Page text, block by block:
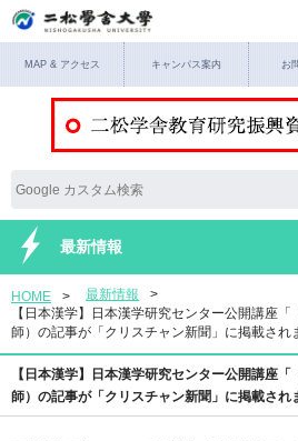
MAP & アクセス キャンパス案内 お
最新情報
HOME
最新情報
【日本漢学】日本漢学研究センター公開講座
師）の記事が「クリスチャン新聞」に掲載され
【日本漢学】日本漢学研究センター公開講座
師）の記事が「クリスチャン新聞」に掲載され